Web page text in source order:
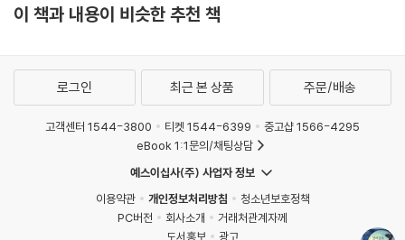
이 책과 내용이 비슷한 추천 책
로그인 최근 본 상품 주문/배송
고객센터 1544-3800 티켓 1544-6399
중고샵 1566-4295
eBook 1:1문의/채팅상담
예스이십사(주) 사업자 정보
이용약관
개인정보처리방침
청소년보호정책
PC버전
회사소개
거래처관계자께
도서홍보
광고